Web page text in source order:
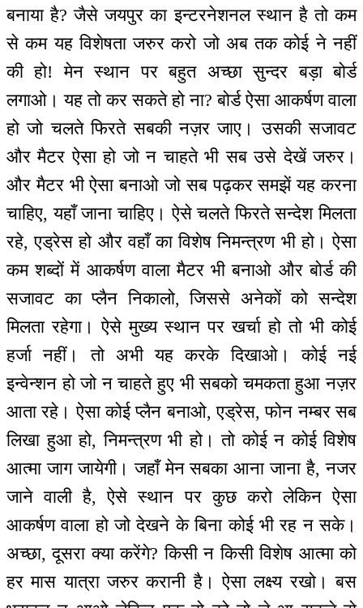
बनाया है? जैसे जयपुर का इन्टरनेशनल स्थान है तो कम
से कम यह विशेषता जरुर करो जो अब तक कोई ने नहीं
की हो! मेन स्थान पर बहुत अच्छा सुन्दर बड़ा बोर्ड
लगाओ। यह तो कर सकते हो ना? बोर्ड ऐसा आकर्षण वाला
हो जो चलते फिरते सबकी नज़र जाए। उसकी सजावट
और मैटर ऐसा हो जो न चाहते भी सब उसे देखें जरुर।
और मैटर भी ऐसा बनाओ जो सब पढ़कर समझें यह करना
चाहिए, यहाँ जाना चाहिए। ऐसे चलते फिरते सन्देश मिलता
रहे, एड्रेस हो और वहाँ का विशेष निमन्‍त्रण भी हो। ऐसा
कम शब्दों में आकर्षण वाला मैटर भी बनाओ और बोर्ड की
सजावट का प्लैन निकालो, जिससे अनेकों को सन्देश
मिलता रहेगा। ऐसे मुख्य स्थान पर खर्चा हो तो भी कोई
हर्जा नहीं। तो अभी यह करके दिखाओ। कोई नई
इन्वेन्शन हो जो न चाहते हुए भी सबको चमकता हुआ नज़र
आता रहे। ऐसा कोई प्लैन बनाओ, एड्रेस, फोन नम्बर सब
लिखा हुआ हो, निमन्‍त्रण भी हो। तो कोई न कोई विशेष
आत्मा जाग जायेगी। जहाँ मेन सबका आना जाना है, नजर
जाने वाली है, ऐसे स्थान पर कुछ करो लेकिन ऐसा
आकर्षण वाला हो जो देखने के बिना कोई भी रह न सके।
अच्छा, दूसरा क्या करेंगे? किसी न किसी विशेष आत्मा को
हर मास यात्रा जरुर करानी है। ऐसा लक्ष्य रखो। बस